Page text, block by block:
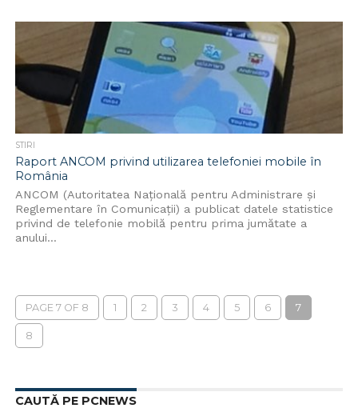
STIRI
Raport ANCOM privind utilizarea telefoniei mobile în
România
ANCOM (Autoritatea Naţională pentru Administrare şi
Reglementare în Comunicaţii) a publicat datele statistice
privind de telefonie mobilă pentru prima jumătate a
anului...
PAGE 7 OF 8 1 2 3 4 5 6 7
8
CAUTĂ PE PCNEWS